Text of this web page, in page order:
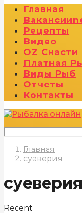
Главная
Вакансии
Рецепты
Видео
OZ Снасти
Платная
Виды Рыб
Отчеты
Контакты
Главная
суеверия
суеверия
Recent